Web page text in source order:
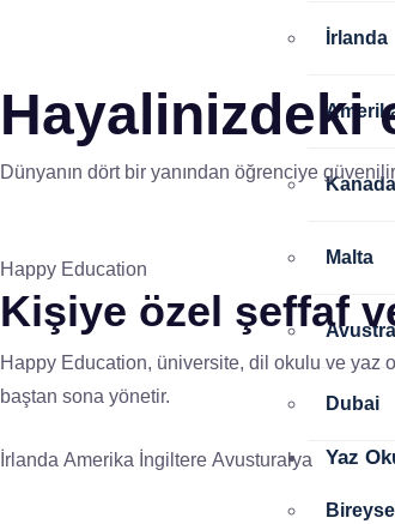
İrlanda
Kanada
Malta
Dubai
Yaz
Hayalinizdeki
Dünyanın dört bir yanından öğrenciye
Happy Education
Kişiye özel şeffaf
Happy Education, üniversite, dil okulu ve yaz
baştan sona yönetir.
İrlanda Amerika İngiltere Avusturalya